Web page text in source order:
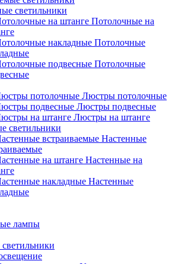
светильники
Потолочные на
Потолочные
Потолочные
Люстры потолочные
Люстры подвесные
Люстры на штанге
светильники
Настенные
Настенные на
Настенные
лампы